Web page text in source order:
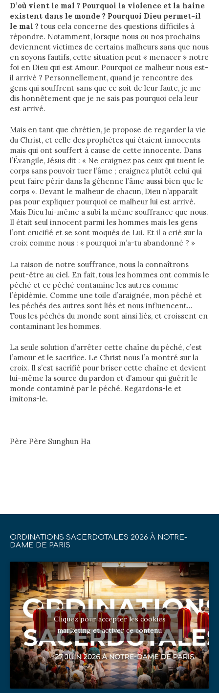
D’où vient le mal ? Pourquoi la violence et la haine
existent dans le monde ? Pourquoi Dieu permet-il
le mal ? tous cela concerne des questions difficiles à
répondre. Notamment, lorsque nous ou nos prochains
deviennent victimes de certains malheurs sans que nous
en soyons fautifs, cette situation peut « menacer » notre
foi en Dieu qui est Amour. Pourquoi ce malheur nous est-
il arrivé ? Personnellement, quand je rencontre des
gens qui souffrent sans que ce soit de leur faute, je me
dis honnêtement que je ne sais pas pourquoi cela leur
est arrivé.
Mais en tant que chrétien, je propose de regarder la vie
du Christ, et celle des prophètes qui étaient innocents
mais qui ont souffert à cause de cette innocente. Dans
l’Évangile, Jésus dit : « Ne craignez pas ceux qui tuent le
corps sans pouvoir tuer l’âme ; craignez plutôt celui qui
peut faire périr dans la géhenne l’âme aussi bien que le
corps ». Devant le malheur de chacun, Dieu n’apparaît
pas pour expliquer pourquoi ce malheur lui est arrivé.
Mais Dieu lui-même a subi la même souffrance que nous.
Il était seul innocent parmi les hommes mais les gens
l’ont crucifié et se sont moqués de Lui. Et il a crié sur la
croix comme nous : « pourquoi m’a-tu abandonné ? »
La raison de notre souffrance, nous la connaîtrons
peut-être au ciel. En fait, tous les hommes ont commis le
péché et ce péché contamine les autres comme
l’épidémie. Comme une toile d’araignée, mon péché et
les péchés des autres sont liés et nous influencent…
Tous les péchés du monde sont ainsi liés, et croissent en
contaminant les hommes.
La seule solution d’arrêter cette chaîne du péché, c’est
l’amour et le sacrifice. Le Christ nous l’a montré sur la
croix. Il s’est sacrifié pour briser cette chaîne et devient
lui-même la source du pardon et d’amour qui guérit le
monde contaminé par le péché. Regardons-le et
imitons-le.
Père Père Sunghun Ha
ORDINATIONS SACERDOTALES 2026 À NOTRE-
DAME DE PARIS
Cliquez pour accepter les cookies
marketing et activer ce contenu